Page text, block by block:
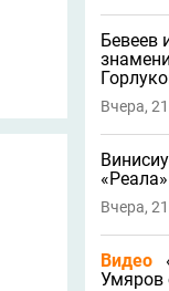
Бевеев
Вчера,
Вчера,
Видео
Умяров